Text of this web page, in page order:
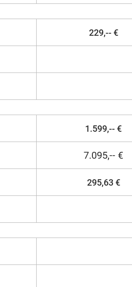
229,-- €
1.599,-- €
7.095,-- €
295,63 €